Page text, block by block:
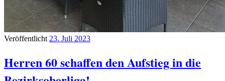
Veröffentlicht 23. Juli 2023
Herren 60 schaffen den Aufstieg in die